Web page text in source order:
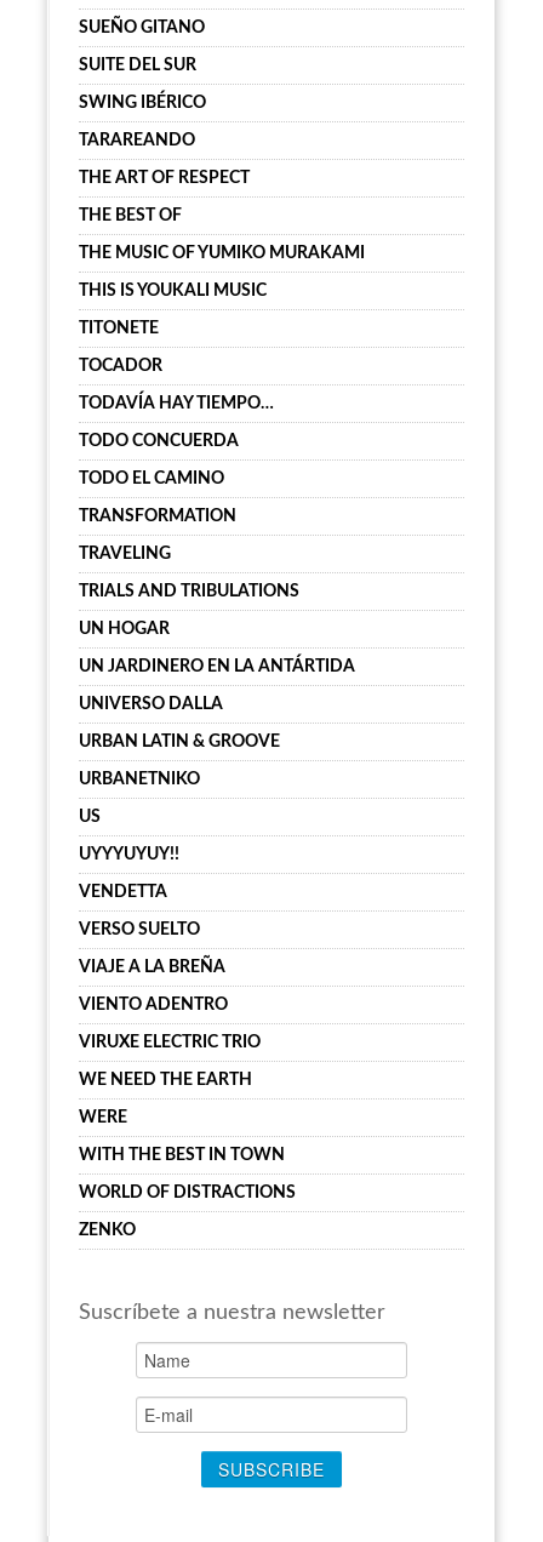
SUEÑO GITANO
SUITE DEL SUR
SWING IBÉRICO
TARAREANDO
THE ART OF RESPECT
THE BEST OF
THE MUSIC OF YUMIKO MURAKAMI
THIS IS YOUKALI MUSIC
TITONETE
TOCADOR
TODAVÍA HAY TIEMPO…
TODO CONCUERDA
TODO EL CAMINO
TRANSFORMATION
TRAVELING
TRIALS AND TRIBULATIONS
UN HOGAR
UN JARDINERO EN LA ANTÁRTIDA
UNIVERSO DALLA
URBAN LATIN & GROOVE
URBANETNIKO
US
UYYYUYUY!!
VENDETTA
VERSO SUELTO
VIAJE A LA BREÑA
VIENTO ADENTRO
VIRUXE ELECTRIC TRIO
WE NEED THE EARTH
WERE
WITH THE BEST IN TOWN
WORLD OF DISTRACTIONS
ZENKO
Suscríbete a nuestra newsletter